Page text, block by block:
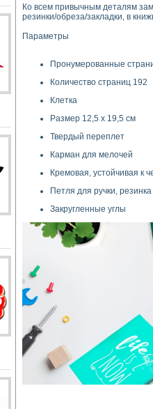
Ко всем привычным деталям
резинки/обреза/закладки, в
Параметры
Пронумерованные
Количество страниц 192
Клетка
Размер 12,5 х 19,5 см
Твердый переплет
Карман для мелочей
Кремовая, устойчивая к
Петля для ручки, резинка
Закругленные углы